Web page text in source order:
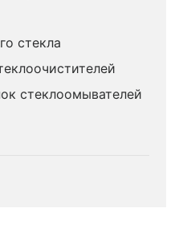
стекла
стеклоомывателей